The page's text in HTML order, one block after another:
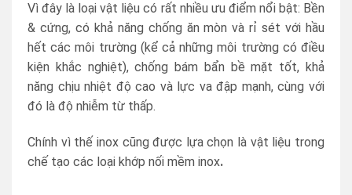
Vì đây là loại vật liệu có rất nhiều ưu điểm nổi bật: Bền
& cứng, có khả năng chống ăn mòn và rỉ sét với hầu
hết các môi trường (kể cả những môi trường có điều
kiện khắc nghiệt), chống bám bẩn bề mặt tốt, khả
năng chịu nhiệt độ cao và lực va đập mạnh, cùng với
đó là độ nhiễm từ thấp.
Chính vì thế inox cũng được lựa chọn là vật liệu trong
chế tạo các loại khớp nối mềm inox.